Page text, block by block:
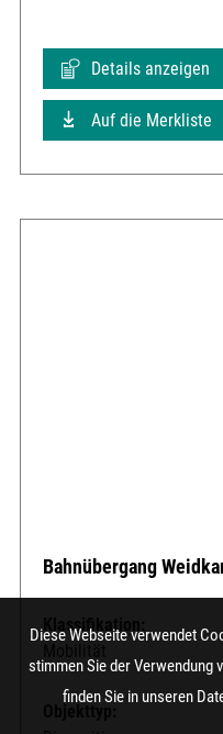
Details anzeigen
Auf die Merkliste
Bahnübergang
Klassifikation:
Diese Webseite verwendet
stimmen Sie der
finden Sie in unseren